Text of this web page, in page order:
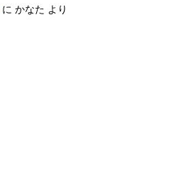
に かなた より